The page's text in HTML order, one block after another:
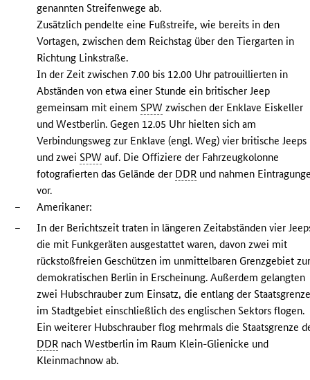
genannten Streifenwege ab.
Zusätzlich pendelte eine Fußstreife, wie bereits in den
Vortagen, zwischen dem Reichstag über den Tiergarten in
Richtung Linkstraße.
In der Zeit zwischen 7.00 bis 12.00 Uhr patrouillierten in
Abständen von etwa einer Stunde ein britischer Jeep
gemeinsam mit einemSPW zwischen der Enklave Eiskeller
und Westberlin. Gegen 12.05 Uhr hielten sich am
Verbindungsweg zur Enklave (engl. Weg) vier britische Jeeps
und zweiSPW auf. Die Offiziere der Fahrzeugkolonne
fotografierten das Gelände der DDR und nahmen
vor.
–
Amerikaner:
–
In der Berichtszeit traten in längeren Zeitabständen vier
die mit Funkgeräten ausgestattet waren, davon zwei mit
rückstoßfreien Geschützen im unmittelbaren Grenzgebiet
demokratischen Berlin in Erscheinung. Außerdem gelangten
zwei Hubschrauber zum Einsatz, die entlang der
im Stadtgebiet einschließlich des englischen Sektors flogen.
Ein weiterer Hubschrauber flog mehrmals die Staatsgrenze
DDR nach Westberlin im Raum Klein-Glienicke und
Kleinmachnow ab.